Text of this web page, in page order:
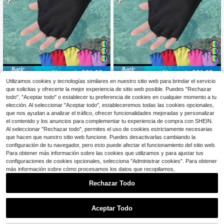
Ahorro de $21.65
Guantes de natación con me
mbrana, paletas acuáticas de medi
a falange, correa de muñeca ajusta
ble para snorkel, surf, entrenamient
o en piscina, playa y deportes acuá
ticos
$21 .65 -50%
Ahorro de $21.65
Ahorro de $21.65
Local
Guantes de natación con me
mbrana, paletas acuáticas de medi
a falange, correa de muñeca ajusta
ble para snorkel, surf, entrenamient
o en piscina, playa y deportes acuá
ticos
$21 .65 -50%
1
Utilizamos cookies y tecnologías similares en nuestro sitio web para brindar el servicio
que solicitas y ofrecerte la mejor experiencia de sitio web posible. Puedes "Rechazar
todo", "Aceptar todo" o establecer tu preferencia de cookies en cualquier momento a tu
elección. Al seleccionar "Aceptar todo", estableceremos todas las cookies opcionales,
que nos ayudan a analizar el tráfico, ofrecer funcionalidades mejoradas y personalizar
el contenido y los anuncios para complementar tu experiencia de compra con SHEIN.
Al seleccionar "Rechazar todo", permites el uso de cookies estrictamente necesarias
que hacen que nuestro sitio web funcione. Puedes desactivarlas cambiando la
configuración de tu navegador, pero esto puede afectar el funcionamiento del sitio web.
Para obtener más información sobre las cookies que utilizamos y para ajustar tus
configuraciones de cookies opcionales, selecciona "Administrar cookies". Para obtener
más información sobre cómo procesamos los datos que recopilamos,
Rechazar Todo
Aceptar Todo